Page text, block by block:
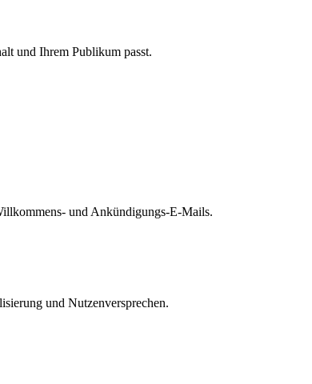
und Ihrem Publikum passt.
und Ankündigungs-E-Mails.
und Nutzenversprechen.